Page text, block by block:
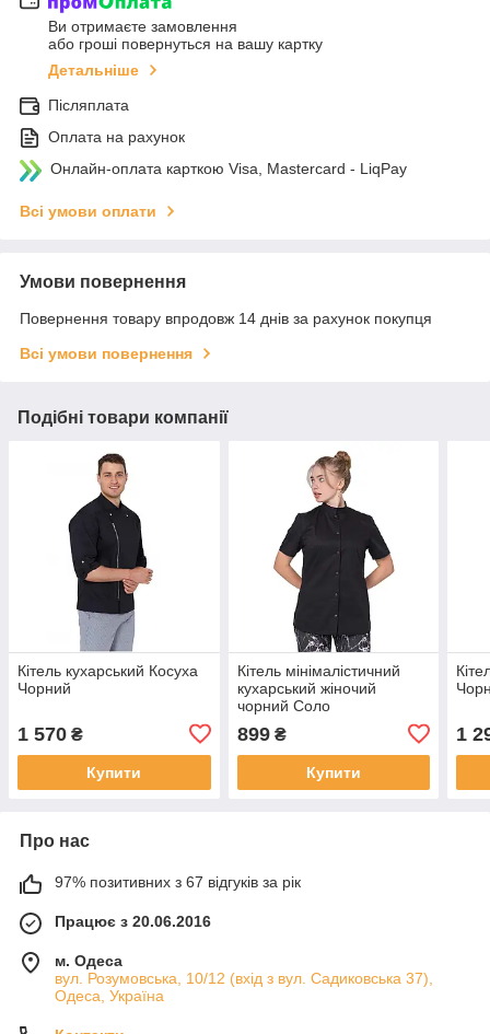
Ви отримаєте замовлення
або гроші повернуться на вашу картку
Детальніше
Післяплата
Оплата на рахунок
Онлайн-оплата карткою Visa, Mastercard - LiqPay
Всі умови оплати
Умови повернення
Повернення товару впродовж 14 днів за рахунок покупця
Всі умови повернення
Подібні товари компанії
Кітель кухарський Косуха
Чорний
1 570 ₴
Купити
Кітель мінімалістичний
кухарський жіночий
чорний Соло
899₴
Купити
1
Про нас
97% позитивних з 67 відгуків за рік
Працює з 20.06.2016
м. Одеса
вул. Розумовська, 10/12 (вхід з вул. Садиковська 37),
Одеса, Україна